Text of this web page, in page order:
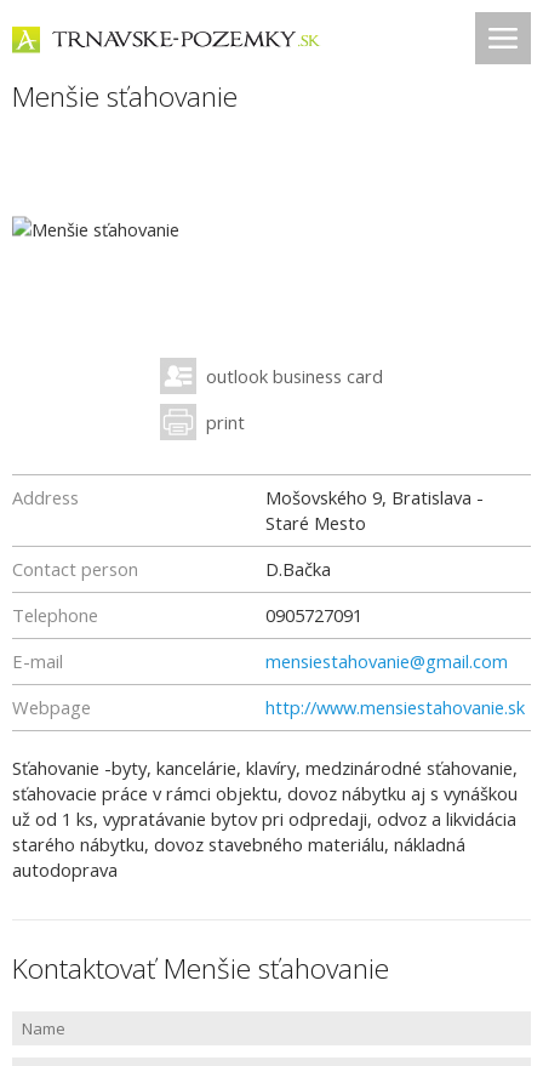
Menšie sťahovanie
outlook business card
print
Address
Mošovského 9, Bratislava -
Staré Mesto
Contact person
D.Bačka
Telephone
0905727091
E-mail
mensiestahovanie@gmail.com
Webpage
http://www.mensiestahovanie.sk
Sťahovanie -byty, kancelárie, klavíry, medzinárodné sťahovanie,
sťahovacie práce v rámci objektu, dovoz nábytku aj s vynáškou
už od 1 ks, vypratávanie bytov pri odpredaji, odvoz a likvidácia
starého nábytku, dovoz stavebného materiálu, nákladná
autodoprava
Kontaktovať Menšie sťahovanie